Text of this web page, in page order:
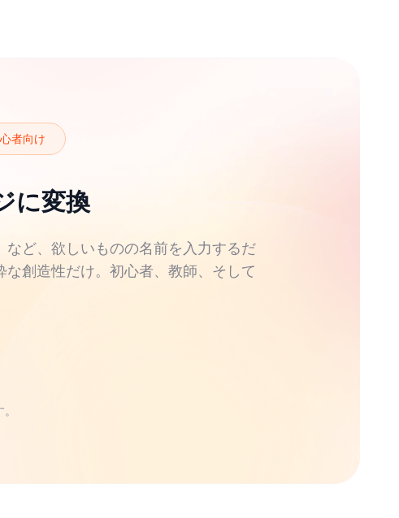
者向け
に変換
ど、欲しいものの名前を入力するだ
創造性だけ。初心者、教師、そして